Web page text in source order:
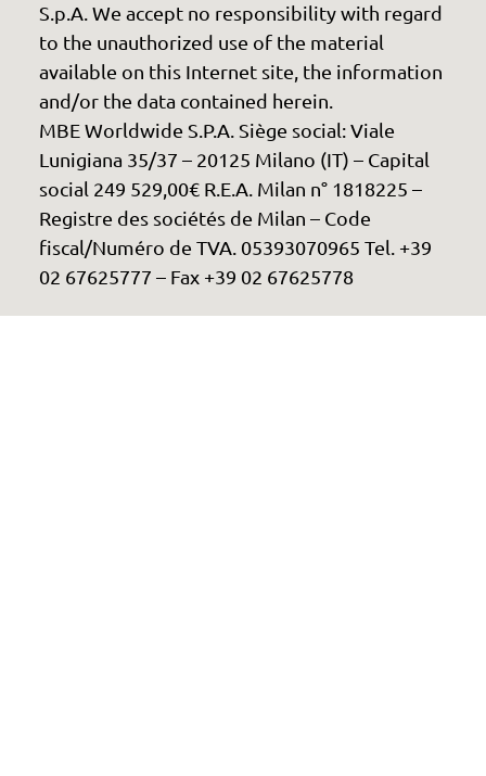
S.p.A. We accept no responsibility with regard
to the unauthorized use of the material
available on this Internet site, the information
and/or the data contained herein.
MBE Worldwide S.P.A. Siège social: Viale
Lunigiana 35/37 – 20125 Milano (IT) – Capital
social 249 529,00€ R.E.A. Milan n° 1818225 –
Registre des sociétés de Milan – Code
fiscal/Numéro de TVA. 05393070965 Tel. +39
02 67625777 – Fax +39 02 67625778